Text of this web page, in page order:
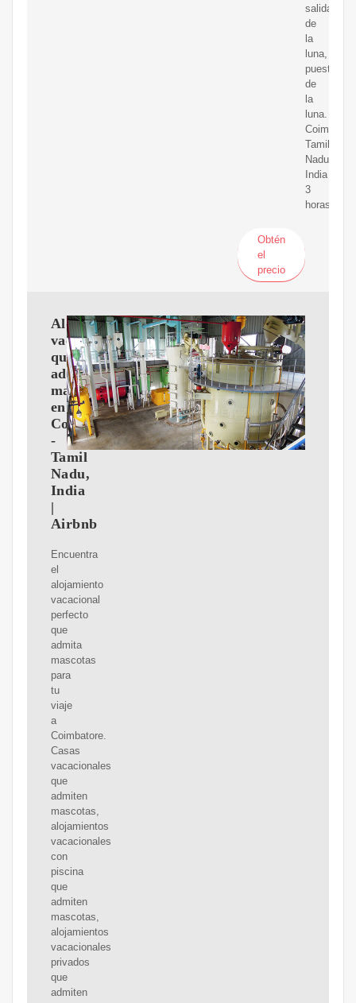
salida
de
la
luna,
puesta
de
la
luna.
Tamil
Nadu,
India
3
horas/
Obtén
el
precio
Alquileres
vacacionales
que
admiten
mascotas
en
Coimbatore
-
Tamil
Nadu,
India
|
Airbnb
Encuentra
el
alojamiento
vacacional
perfecto
que
admita
mascotas
para
tu
viaje
a
Coimbatore.
Casas
vacacionales
que
admiten
mascotas,
alojamientos
vacacionales
con
piscina
que
admiten
mascotas,
alojamientos
vacacionales
privados
que
admiten